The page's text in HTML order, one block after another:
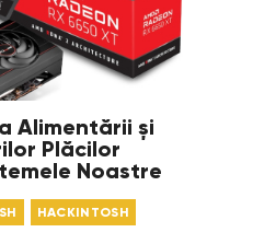
Alimentării și
Plăcilor
Noastre
HACKINTOSH